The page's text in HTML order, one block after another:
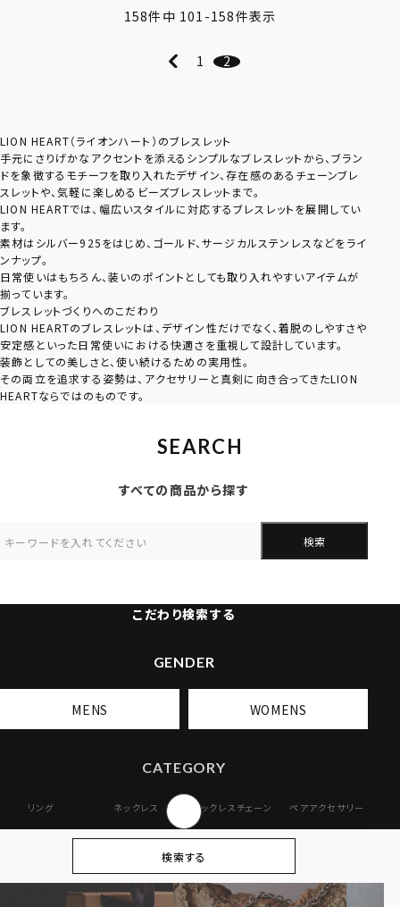
158件中 101 -158件表示
1 2
LION HEART（ライオンハート）のブレスレット
手元にさりげかなアクセントを添えるシンプルなブレスレットから、ブラン
ドを象徴するモチーフを取り入れたデザイン、存在感のあるチェーンブレ
スレットや、気軽に楽しめるビーズブレスレットまで。
LION HEARTでは、幅広いスタイルに対応するブレスレットを展開してい
ます。
素材はシルバー925をはじめ、ゴールド、サージカルステンレスなどをライ
ンナップ。
日常使いはもちろん、装いのポイントとしても取り入れやすいアイテムが
揃っています。
ブレスレットづくりへのこだわり
LION HEARTのブレスレットは、デザイン性だけでなく、着脱のしやすさや
安定感といった日常使いにおける快適さを重視して設計しています。
装飾としての美しさと、使い続けるための実用性。
その両立を追求する姿勢は、アクセサリーと真剣に向き合ってきたLION
HEARTならではのものです。
SEARCH
すべての商品から探す
検索
こだわり検索する
GENDER
MENS WOMENS
CATEGORY
リング ネックレス ネックレスチェーン ペアアクセサリー
オンラインストア
ギフトボックス パーツ
検索する